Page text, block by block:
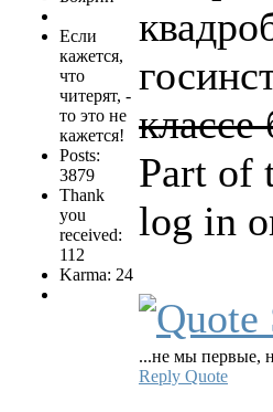
Если
кажется,
что
читерят, -
то это не
кажется!
Posts:
3879
Thank
you
received:
112
Karma: 24
классе
Part of
log in
...не мы первые,
Reply Quote